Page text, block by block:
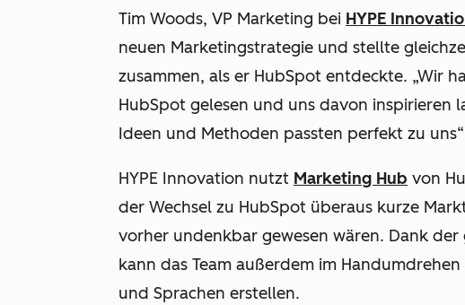
Tim Woods, VP Marketing bei HYPE
neuen Marketingstrategie und stellte
zusammen, als er HubSpot entdeckte. „Wir
HubSpot gelesen und uns davon inspirieren
Ideen und Methoden passten perfekt zu
HYPE Innovation nutzt Marketing Hub von
der Wechsel zu HubSpot überaus kurze
vorher undenkbar gewesen wären. Dank der
kann das Team außerdem im
und Sprachen erstellen.